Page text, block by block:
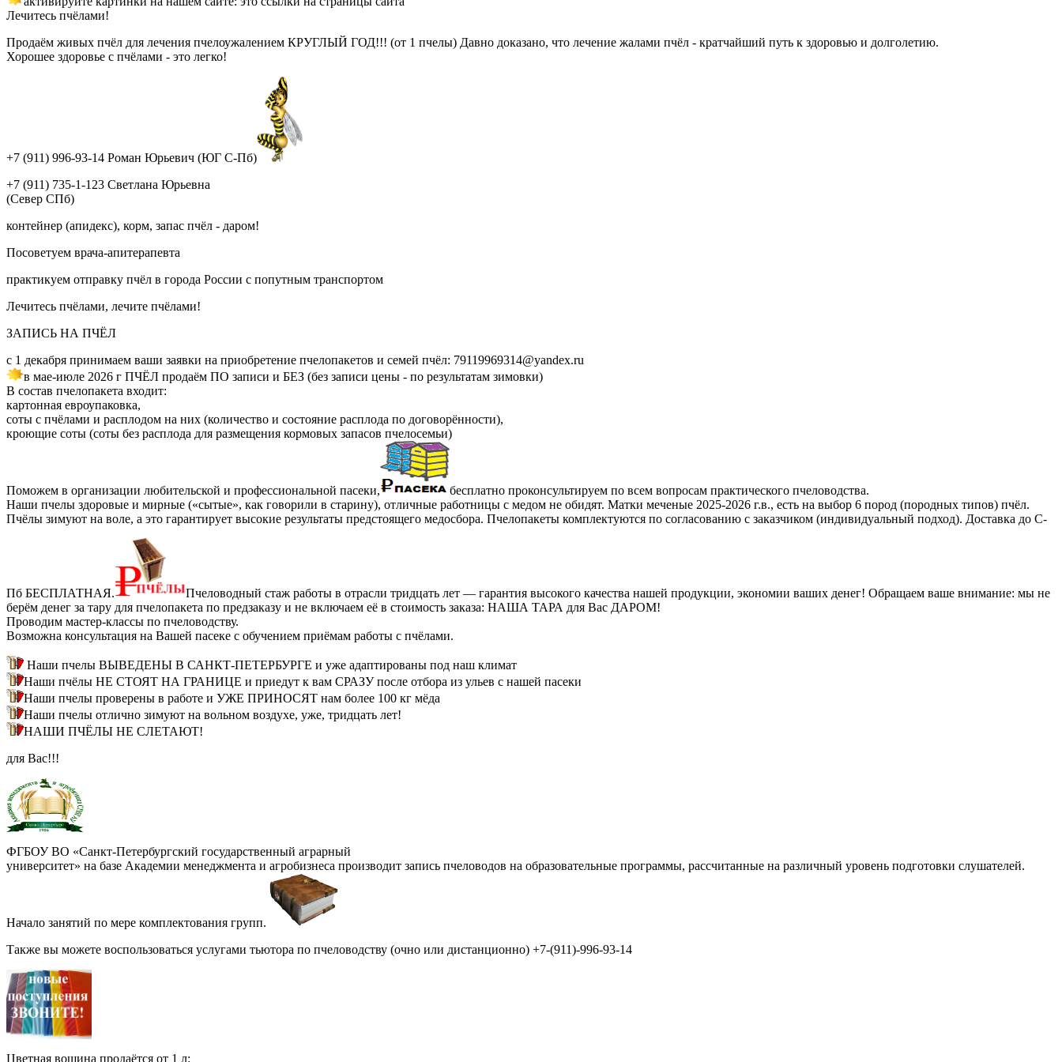
Лечитесь пчёлами!
Продаём живых пчёл для лечения пчелоужалением КРУГЛЫЙ ГОД!!! (от 1 пчелы) Давно доказано, что лечение жалами пчёл - кратчайший путь к здоровью и долголетию.
Хорошее здоровье с пчёлами - это легко!
+7 (911) 996-93-14 Роман Юрьевич (ЮГ С-Пб)
+7 (911) 735-1-123 Светлана Юрьевна
(Север СПб)
контейнер (апидекс), корм, запас пчёл - даром!
Посоветуем врача-апитерапевта
практикуем отправку пчёл в города России с попутным транспортом
Лечитесь пчёлами, лечите пчёлами!
ЗАПИСЬ НА ПЧЁЛ
с 1 декабря принимаем ваши заявки на приобретение пчелопакетов и семей пчёл: 79119969314@yandex.ru
в мае-июле 2026 г ПЧЁЛ продаём ПО записи и БЕЗ (без записи цены - по результатам зимовки)
В состав пчелопакета входит:
картонная евроупаковка,
соты с пчёлами и расплодом на них (количество и состояние расплода по договорённости),
кроющие соты (соты без расплода для размещения кормовых запасов пчелосемьи)
Поможем в организации любительской и профессиональной пасеки,
бесплатно проконсультируем по всем вопросам практического пчеловодства.
Наши пчелы здоровые и мирные («сытые», как говорили в старину), отличные работницы с медом не обидят. Матки меченые 2025-2026 г.в., есть на выбор 6 пород (породных типов) пчёл.
Пчёлы зимуют на воле, а это гарантирует высокие результаты предстоящего медосбора. Пчелопакеты комплектуются по согласованию с заказчиком (индивидуальный подход). Доставка до С-
Пб БЕСПЛАТНАЯ.
Пчеловодный стаж работы в отрасли тридцать лет — гарантия высокого качества нашей продукции, экономии ваших денег! Обращаем ваше внимание: мы не
берём денег за тару для пчелопакета по предзаказу и не включаем её в стоимость заказа: НАША ТАРА для Вас ДАРОМ!
Проводим мастер-классы по пчеловодству.
Возможна консультация на Вашей пасеке с обучением приёмам работы с пчёлами.
Наши пчелы ВЫВЕДЕНЫ В САНКТ-ПЕТЕРБУРГЕ и уже адаптированы под наш климат
Наши пчёлы НЕ СТОЯТ НА ГРАНИЦЕ и приедут к вам СРАЗУ после отбора из ульев с нашей пасеки
Наши пчелы проверены в работе и УЖЕ ПРИНОСЯТ нам более 100 кг мёда
Наши пчелы отлично зимуют на вольном воздухе, уже, тридцать лет!
НАШИ ПЧЁЛЫ НЕ СЛЕТАЮТ!
для Вас!!!
ФГБОУ ВО «Санкт-Петербургский государственный аграрный
университет» на базе Академии менеджмента и агробизнеса производит запись пчеловодов на образовательные программы, рассчитанные на различный уровень подготовки слушателей.
Начало занятий по мере комплектования групп.
Также вы можете воспользоваться услугами тьютора по пчеловодству (очно или дистанционно) +7-(911)-996-93-14
Цветная вощина продаётся от 1 л: